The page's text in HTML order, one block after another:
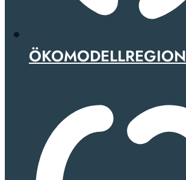
ÖKOMODELLREGION